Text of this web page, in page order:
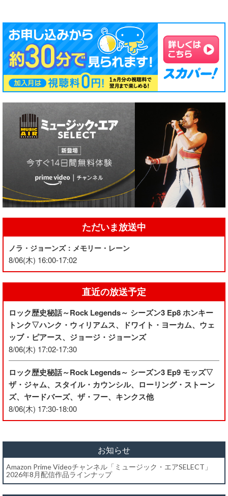
ただいま放送中
ノラ・ジョーンズ：メモリー・レーン
8/06(木) 16:00-17:02
直近の放送予定
ロック歴史秘話～Rock Legends～ シーズン3 Ep8 ホンキー
トンク▽ハンク・ウィリアムス、ドワイト・ヨーカム、ウェ
ッブ・ピアース、ジョージ・ジョーンズ
8/06(木) 17:02-17:30
ロック歴史秘話～Rock Legends～ シーズン3 Ep9 モッズ▽
ザ・ジャム、スタイル・カウンシル、ローリング・ストーン
ズ、ヤードバーズ、ザ・フー、キンクス他
8/06(木) 17:30-18:00
お知らせ
Amazon Prime Videoチャンネル「ミュージック・エアSELECT」
2026年8月配信作品ラインナップ